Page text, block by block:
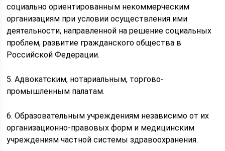
социально ориентированным некоммерческим
организациям при условии осуществления ими
деятельности, направленной на решение социальных
проблем, развитие гражданского общества в
Российской Федерации.
5. Адвокатским, нотариальным, торгово-
промышленным палатам.
6. Образовательным учреждениям независимо от их
организационно-правовых форм и медицинским
учреждениям частной системы здравоохранения.